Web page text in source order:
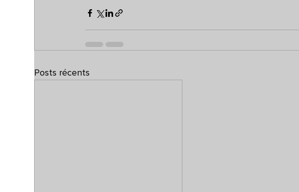
Posts récents